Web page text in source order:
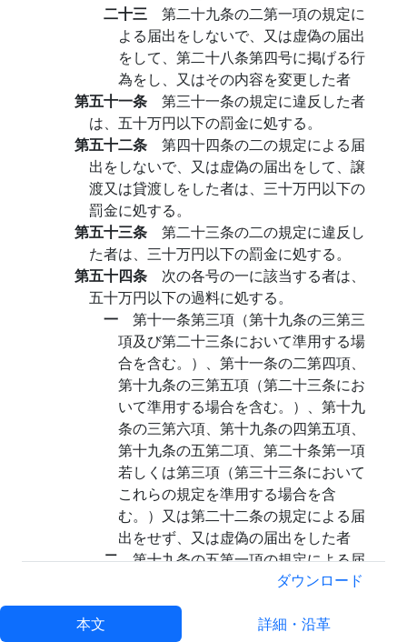
二十三 第二十九条の二第一項の規定に
よる届出をしないで、又は虚偽の届出
をして、第二十八条第四号に掲げる行
為をし、又はその内容を変更した者
第五十一条 第三十一条の規定に違反した者
は、五十万円以下の罰金に処する。
第五十二条 第四十四条の二の規定による届
出をしないで、又は虚偽の届出をして、譲
渡又は貸渡しをした者は、三十万円以下の
罰金に処する。
第五十三条 第二十三条の二の規定に違反し
た者は、三十万円以下の罰金に処する。
第五十四条 次の各号の一に該当する者は、
五十万円以下の過料に処する。
一 第十一条第三項（第十九条の三第三
項及び第二十三条において準用する場
合を含む。）、第十一条の二第四項、
第十九条の三第五項（第二十三条にお
いて準用する場合を含む。）、第十九
条の三第六項、第十九条の四第五項、
第十九条の五第二項、第二十条第一項
若しくは第三項（第三十三条において
これらの規定を準用する場合を含
む。）又は第二十二条の規定による届
出をせず、又は虚偽の届出をした者
二第十九条の五第一項の規定による届
出をしないで、又は虚偽の届出をして
貨物定期航路事業（人の運送をするも
のを除く。）を営んだ者
ダウンロード
本文 詳細・沿革